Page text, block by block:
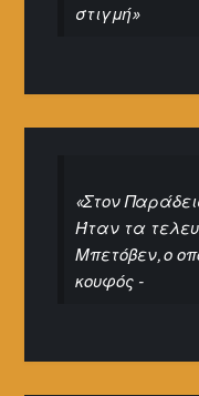
στιγμή»
«Στον
Ήταν τα
Μπετόβεν, ο
κουφός -